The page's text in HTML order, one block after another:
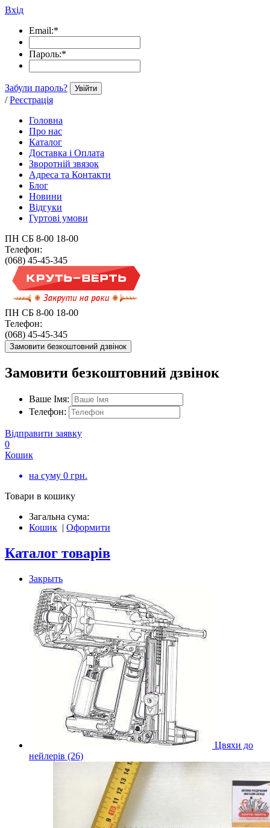
Вхід
Email:*
Пароль:*
Забули пароль? Увійти
/ Реєстрація
Головна
Про нас
Каталог
Доставка і Оплата
Зворотній звязок
Адреса та Контакти
Блог
Новини
Відгуки
Гуртові умови
ПН СБ 8-00 18-00
Телефон:
(068) 45-45-345
ПН СБ 8-00 18-00
Телефон:
(068) 45-45-345
Замовити безкоштовний дзвінок
Замовити безкоштовний дзвінок
Ваше Імя:
Телефон:
Відправити заявку
0
Кошик
на суму 0 грн.
Товари в кошику
Загальна сума:
Кошик | Оформити
Каталог товарів
Закрыть
Цвяхи до
нейлерів (26)